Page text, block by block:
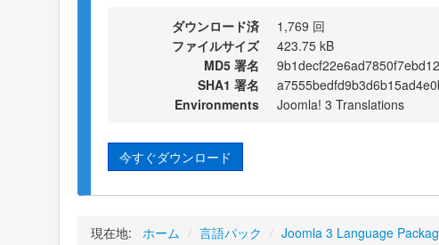
ダウンロード済
1,769 回
ファイルサイズ
423.75 kB
MD5 署名
SHA1 署名
Environments
Joomla! 3 Translations
今すぐダウンロード
現在地: ホーム / 言語パック / Joomla 3 Language